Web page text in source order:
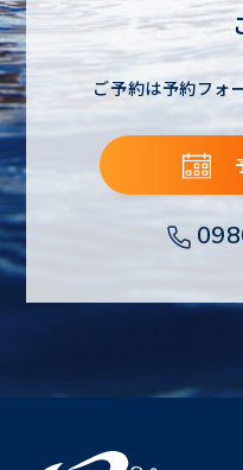
ご予約は予約フォ